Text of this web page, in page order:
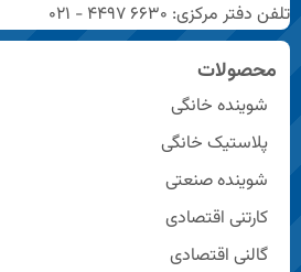
تلفن دفتر مرکزی: ۶۶۳۰ ۴۴۹۷ - ۰۲۱
محصولات
شوینده خانگی
پلاستیک خانگی
شوینده صنعتی
کارتنی اقتصادی
گالنی اقتصادی